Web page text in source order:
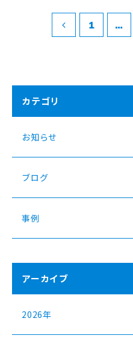
1 …
カテゴリ
お知らせ
ブログ
事例
アーカイブ
2026年